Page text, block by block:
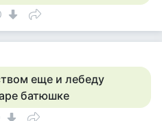
еще и лебеду
батюшке